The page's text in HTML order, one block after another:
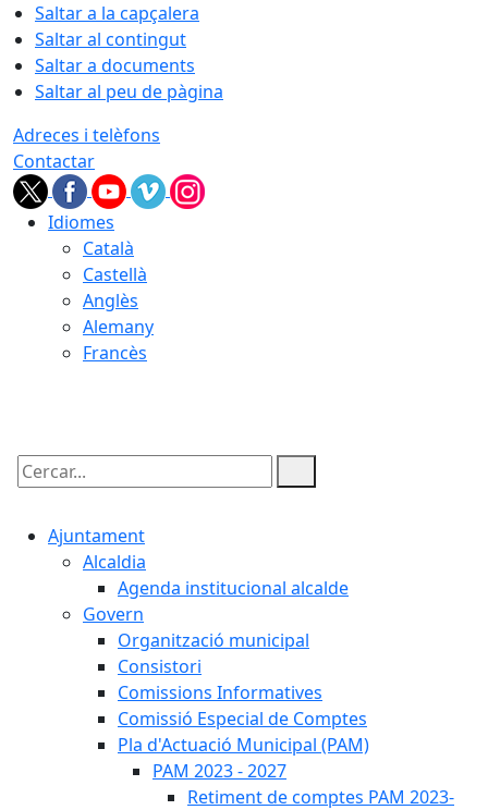
Saltar a la capçalera
Saltar al contingut
Saltar a documents
Saltar al peu de pàgina
Adreces i telèfons
Contactar
Idiomes
Català
Castellà
Anglès
Alemany
Francès
Cercar:
Ajuntament
Alcaldia
Agenda institucional alcalde
Govern
Organització municipal
Consistori
Comissions Informatives
Comissió Especial de Comptes
Pla d'Actuació Municipal (PAM)
PAM 2023 - 2027
Retiment de comptes PAM 2023-